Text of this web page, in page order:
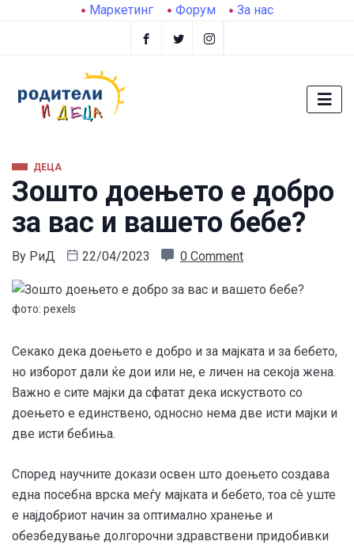
Маркетинг Форум За нас
ДЕЦА
Зошто доењето е добро
за вас и вашето бебе?
By РиД 22/04/2023 0 Comment
фото: pexels
Секако дека доењето е добро и за мајката и за бебето,
но изборот дали ќе дои или не, е личен на секоја жена.
Важно е сите мајки да сфатат дека искуството со
доењето е единствено, односно нема две исти мајки и
две исти бебиња.
Според научните докази освен што доењето создава
една посебна врска меѓу мајката и бебето, тоа сè уште
е најдобриот начин за оптимално хранење и
обезбедување долгорочни здравствени придобивки